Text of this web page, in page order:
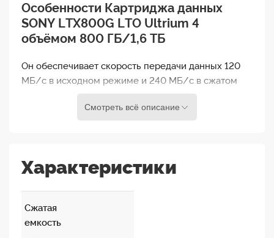
Особенности Картриджа данных
SONY LTX800G LTO Ultrium 4
объёмом 800 ГБ/1,6 ТБ
Он обеспечивает скорость передачи данных 120
МБ/с в исходном режиме и 240 МБ/с в сжатом
обеспечивает превосходную стабильность
Долгосрочное хранение корпоративной
информации
Смотреть всё описание
Характеристики
Сжатая
емкость